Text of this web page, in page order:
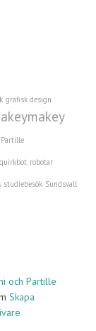
grafisk design
Partille
quirkbot robotar
studiebesök Sundsvall
och Partille
Skapa